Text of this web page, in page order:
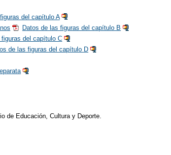
del capítulo A
Datos de las figuras del capítulo B
figuras del capítulo C
de las figuras del capítulo D
de Educación, Cultura y Deporte.